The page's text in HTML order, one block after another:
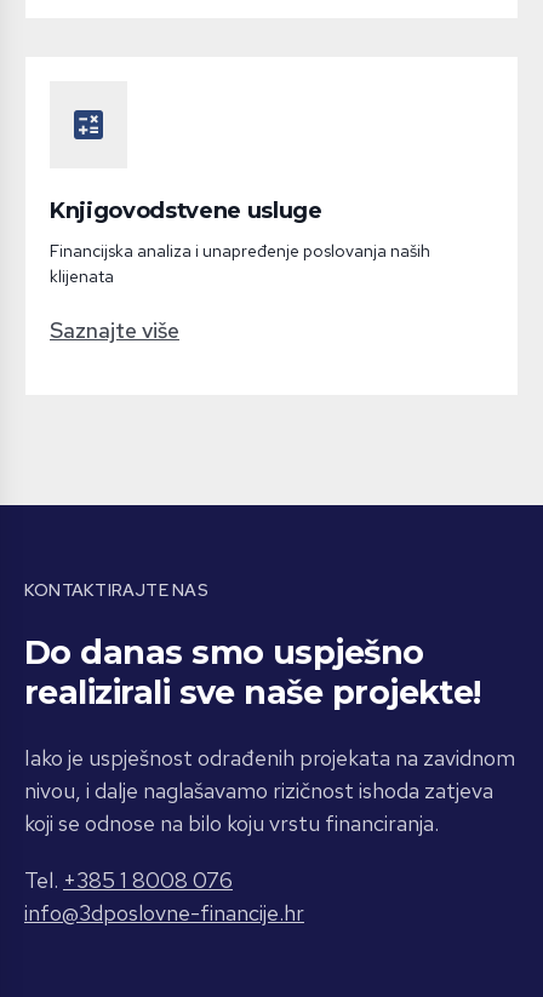
calculate
Knjigovodstvene usluge
Financijska analiza i unapređenje poslovanja naših
klijenata
Saznajte više
KONTAKTIRAJTE NAS
Do danas smo uspješno
realizirali sve naše projekte!
Iako je uspješnost odrađenih projekata na zavidnom
nivou, i dalje naglašavamo rizičnost ishoda zatjeva
koji se odnose na bilo koju vrstu financiranja.
Tel. +385 1 8008 076
info@3dposlovne-financije.hr